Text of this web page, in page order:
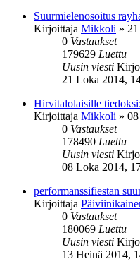
Suurmielenosoitus
Kirjoittaja Mikkoli »
0 Vastaukset
179629 Luettu
Uusin viesti
21 Loka 2014,
Hirvitalolaisille
Kirjoittaja Mikkoli »
0 Vastaukset
178490 Luettu
Uusin viesti
08 Loka 2014,
performanssifiestan
Kirjoittaja
0 Vastaukset
180069 Luettu
Uusin viesti
13 Heinä 2014,